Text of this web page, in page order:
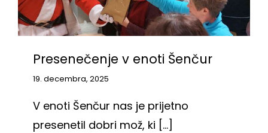
Presenečenje v enoti Šenčur
19. decembra, 2025
V enoti Šenčur nas je prijetno
presenetil dobri mož, ki [...]